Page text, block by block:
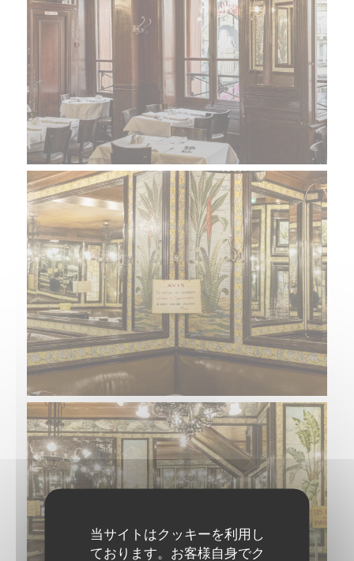
当サイトはクッキーを利用し
ております。お客様自身でク